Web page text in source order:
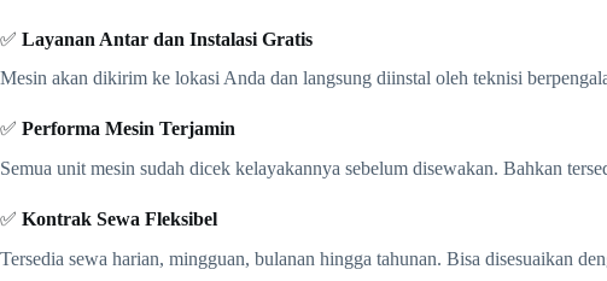
✅ Layanan Antar dan Instalasi Gratis
Mesin akan dikirim ke lokasi Anda dan langsung diinstal oleh teknisi
✅ Performa Mesin Terjamin
Semua unit mesin sudah dicek kelayakannya sebelum disewakan. Bahkan
✅ Kontrak Sewa Fleksibel
Tersedia sewa harian, mingguan, bulanan hingga tahunan. Bisa disesuaikan